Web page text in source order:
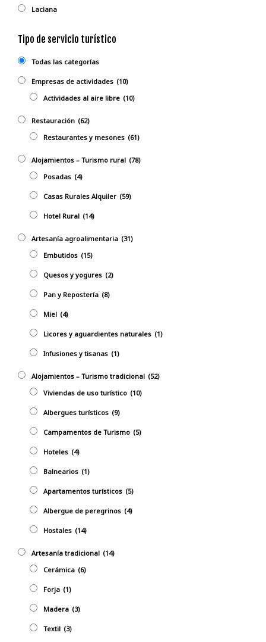
Laciana
Tipo de servicio turístico
Todas las categorías
Empresas de actividades (10)
Actividades al aire libre (10)
Restauración (62)
Restaurantes y mesones (61)
Alojamientos – Turismo rural (78)
Posadas (4)
Casas Rurales Alquiler (59)
Hotel Rural (14)
Artesanía agroalimentaria (31)
Embutidos (15)
Quesos y yogures (2)
Pan y Repostería (8)
Miel (4)
Licores y aguardientes naturales (1)
Infusiones y tisanas (1)
Alojamientos – Turismo tradicional (52)
Viviendas de uso turístico (10)
Albergues turísticos (9)
Campamentos de Turismo (5)
Hoteles (4)
Balnearios (1)
Apartamentos turísticos (5)
Albergue de peregrinos (4)
Hostales (14)
Artesaní­a tradicional (14)
Cerámica (6)
Forja (1)
Madera (3)
Textil (3)